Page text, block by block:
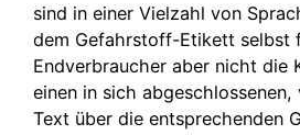
sind in einer Vielzahl von
dem Gefahrstoff-Etikett selbst
Endverbraucher aber nicht die
einen in sich
Text über die entsprechenden